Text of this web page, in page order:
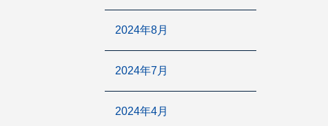
2024年8月
2024年7月
2024年4月